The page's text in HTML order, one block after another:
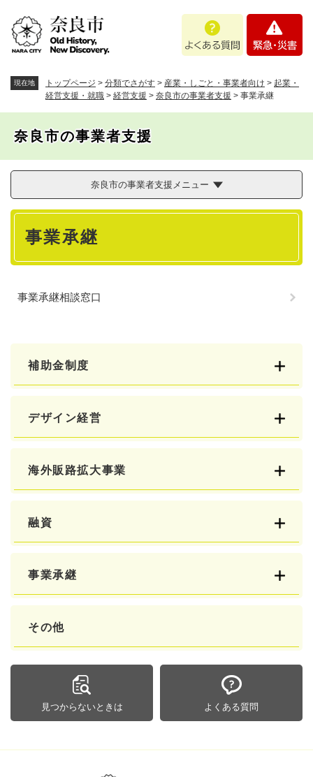
あ
問
・
現在地 トップページ > 分類でさがす > 産業・しごと・事業者向け > 起業・
経営支援・就職 > 経営支援 > 奈良市の事業者支援 > 事業承継
奈良市の事業者支援
奈良市の事業者支援メニュー
本
事業承継
事業承継相談窓口
補助金制度
デザイン経営
海外販路拡大事業
融資
事業承継
その他
見つからないときは よくある質問